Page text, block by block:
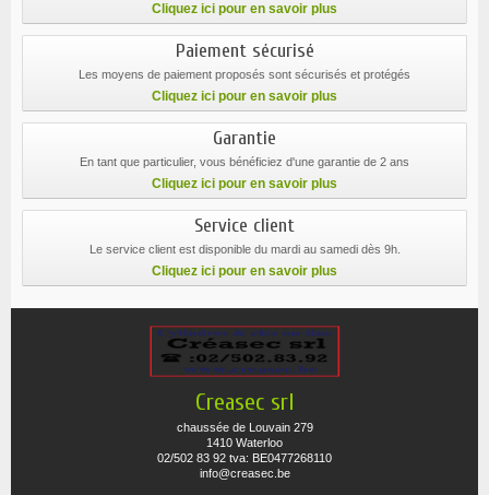
Cliquez ici pour en savoir plus
Paiement sécurisé
Les moyens de paiement proposés sont sécurisés et protégés
Cliquez ici pour en savoir plus
Garantie
En tant que particulier, vous bénéficiez d'une garantie de 2 ans
Cliquez ici pour en savoir plus
Service client
Le service client est disponible du mardi au samedi dès 9h.
Cliquez ici pour en savoir plus
Creasec srl
chaussée de Louvain 279
1410 Waterloo
02/502 83 92 tva: BE0477268110
info@creasec.be